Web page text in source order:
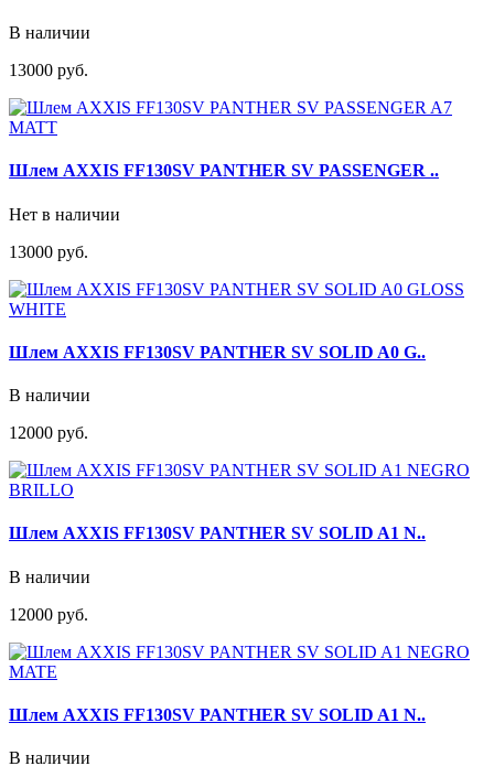
В наличии
13000 руб.
Шлем AXXIS FF130SV PANTHER SV PASSENGER ..
Нет в наличии
13000 руб.
Шлем AXXIS FF130SV PANTHER SV SOLID A0 G..
В наличии
12000 руб.
Шлем AXXIS FF130SV PANTHER SV SOLID A1 N..
В наличии
12000 руб.
Шлем AXXIS FF130SV PANTHER SV SOLID A1 N..
В наличии